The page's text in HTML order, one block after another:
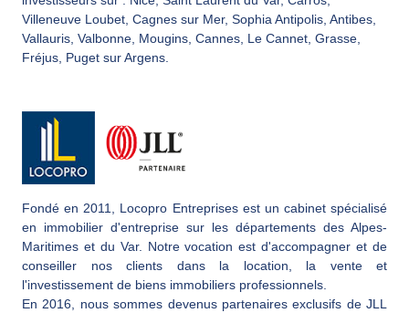
Villeneuve Loubet, Cagnes sur Mer, Sophia Antipolis, Antibes,
Vallauris, Valbonne, Mougins, Cannes, Le Cannet, Grasse,
Fréjus, Puget sur Argens.
Fondé en 2011, Locopro Entreprises est un cabinet spécialisé
en immobilier d'entreprise sur les départements des Alpes-
Maritimes et du Var. Notre vocation est d'accompagner et de
conseiller nos clients dans la location, la vente et
l'investissement de biens immobiliers professionnels.
En 2016, nous sommes devenus partenaires exclusifs de JLL